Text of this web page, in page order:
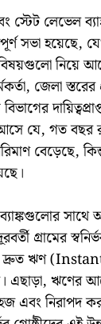
স্টেট লেভেল
হয়েছে,
বিষয়গুলো নিয়ে
জেলা
যে, গত বছর
বেড়েছে,
ব্যাঙ্কগুলোর
গ্রামের
ঋণ
এছাড়া, ঋণের
নিরাপদ